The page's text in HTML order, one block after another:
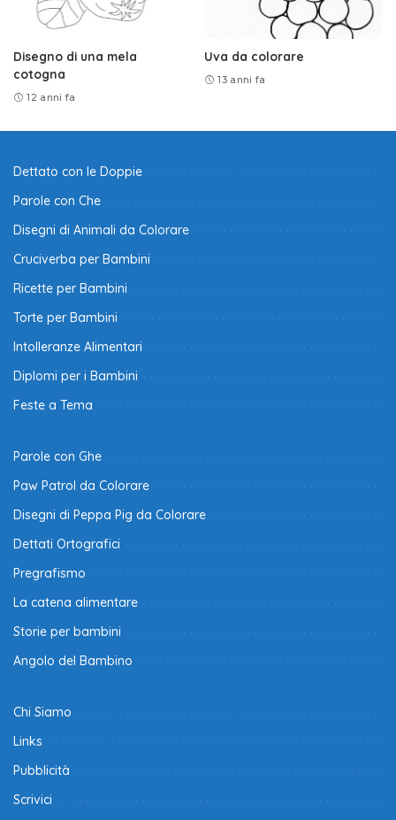
Disegno di una mela
cotogna
12 anni fa
Uva da colorare
13 anni fa
Dettato con le Doppie
Parole con Che
Disegni di Animali da Colorare
Cruciverba per Bambini
Ricette per Bambini
Torte per Bambini
Intolleranze Alimentari
Diplomi per i Bambini
Feste a Tema
Parole con Ghe
Paw Patrol da Colorare
Disegni di Peppa Pig da Colorare
Dettati Ortografici
Pregrafismo
La catena alimentare
Storie per bambini
Angolo del Bambino
Chi Siamo
Links
Pubblicità
Scrivici